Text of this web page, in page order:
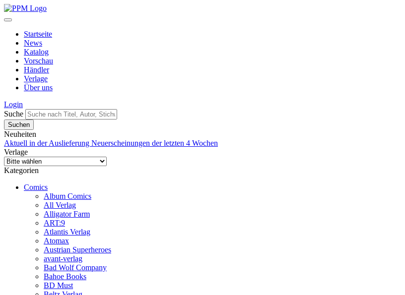
Startseite
News
Katalog
Vorschau
Händler
Verlage
Über uns
Login
Suche
Neuheiten
Aktuell in der Auslieferung Neuerscheinungen der letzten 4 Wochen
Verlage
Kategorien
Comics
Album Comics
All Verlag
Alligator Farm
ART:9
Atlantis Verlag
Atomax
Austrian Superheroes
avant-verlag
Bad Wolf Company
Bahoe Books
BD Must